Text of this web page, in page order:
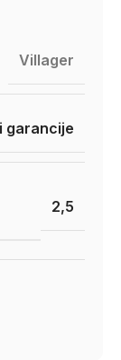
Villager
garancije
2,5